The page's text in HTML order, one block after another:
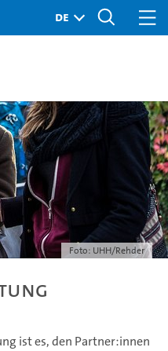
Foto: UHH/Rehder
ist es, den Partner:innen